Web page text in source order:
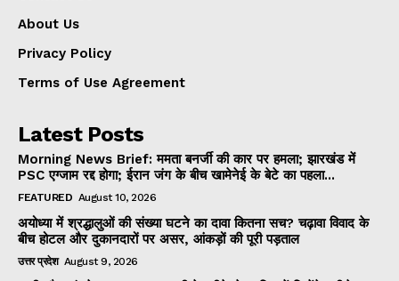
About Us
Privacy Policy
Terms of Use Agreement
Latest Posts
Morning News Brief: ममता बनर्जी की कार पर हमला; झारखंड में
PSC एग्जाम रद्द होगा; ईरान जंग के बीच खामेनेई के बेटे का पहला...
FEATURED August 10, 2026
अयोध्या में श्रद्धालुओं की संख्या घटने का दावा कितना सच? चढ़ावा विवाद के
बीच होटल और दुकानदारों पर असर, आंकड़ों की पूरी पड़ताल
उत्तर प्रदेश August 9, 2026